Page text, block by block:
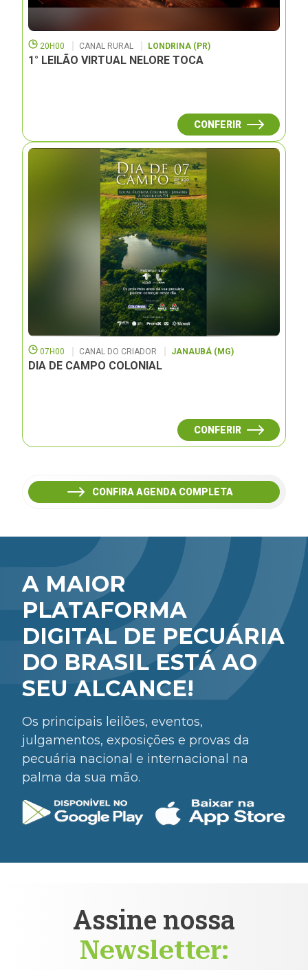
20H00 CANAL RURAL LONDRINA (PR)
1° LEILÃO VIRTUAL NELORE TOCA
CONFERIR
07H00 CANAL DO CRIADOR JANAUBÁ (MG)
DIA DE CAMPO COLONIAL
CONFERIR
CONFIRA AGENDA COMPLETA
A MAIOR
PLATAFORMA
DIGITAL DE PECUÁRIA
DO BRASIL ESTÁ AO
SEU ALCANCE!
Os principais leilões, eventos,
julgamentos, exposições e provas da
pecuária nacional e internacional na
palma da sua mão.
Assine nossa
Newsletter: